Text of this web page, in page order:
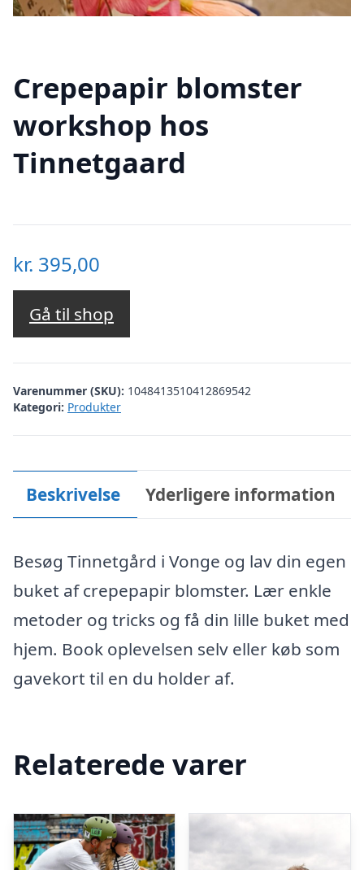
Crepepapir blomster
workshop hos
Tinnetgaard
kr. 395,00
Gå til shop
Varenummer (SKU): 1048413510412869542
Kategori: Produkter
Beskrivelse Yderligere information
Besøg Tinnetgård i Vonge og lav din egen
buket af crepepapir blomster. Lær enkle
metoder og tricks og få din lille buket med
hjem. Book oplevelsen selv eller køb som
gavekort til en du holder af.
Relaterede varer